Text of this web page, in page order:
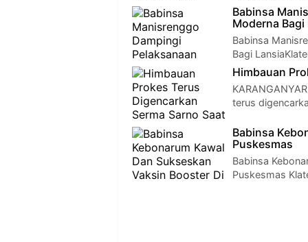
Babinsa
Moderna Bagi
Babinsa
Bagi
Himbauan
terus
Babinsa
Puskesmas
Babinsa
Puskesmas